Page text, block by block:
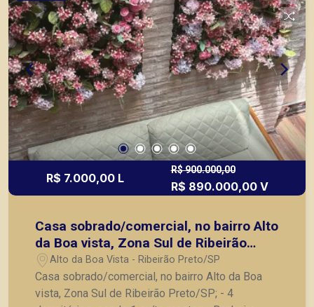
R$ 7.000,00 L
R$ 900.000,00
R$ 890.000,00 V
Casa sobrado/comercial, no bairro Alto
da Boa vista, Zona Sul de Ribeirão
Preto/SP;
Alto da Boa Vista - Ribeirão Preto/SP
Casa sobrado/comercial, no bairro Alto da Boa
vista, Zona Sul de Ribeirão Preto/SP; - 4